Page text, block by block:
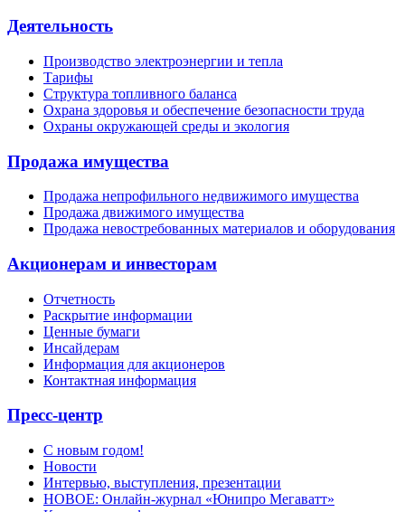
Деятельность
Производство электроэнергии и тепла
Тарифы
Структура топливного баланса
Охрана здоровья и обеспечение безопасности труда
Охраны окружающей среды и экология
Продажа имущества
Продажа непрофильного недвижимого имущества
Продажа движимого имущества
Продажа невостребованных материалов и оборудования
Акционерам и инвесторам
Отчетность
Раскрытие информации
Ценные бумаги
Инсайдерам
Информация для акционеров
Контактная информация
Пресс-центр
С новым годом!
Новости
Интервью, выступления, презентации
НОВОЕ: Онлайн-журнал «Юнипро Мегаватт»